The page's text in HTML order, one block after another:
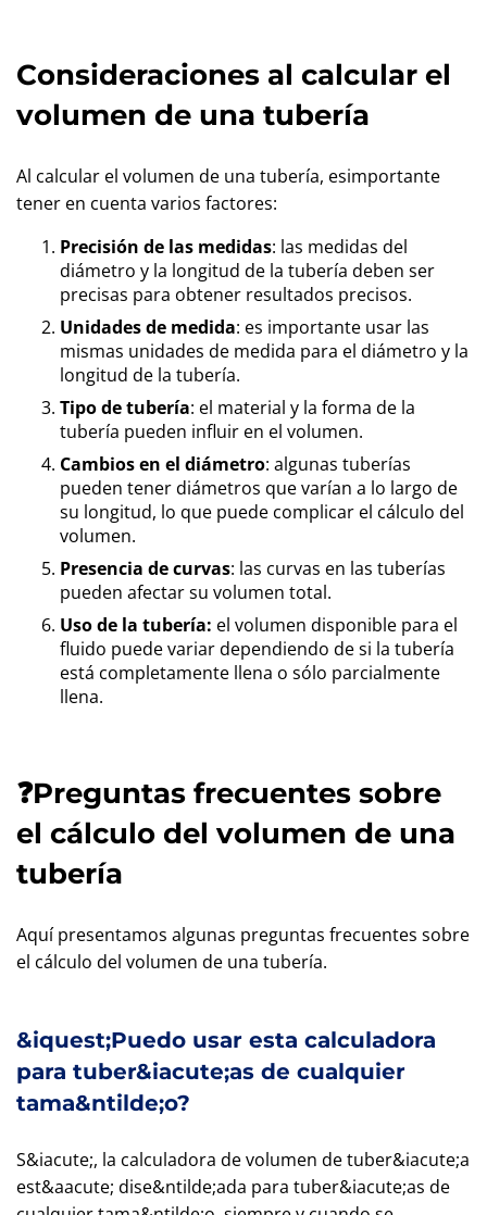
Consideraciones al calcular el
volumen de una tubería
Al calcular el volumen de una tubería, esimportante
tener en cuenta varios factores:
Precisión de las medidas: las medidas del
diámetro y la longitud de la tubería deben ser
precisas para obtener resultados precisos.
Unidades de medida: es importante usar las
mismas unidades de medida para el diámetro y la
longitud de la tubería.
Tipo de tubería: el material y la forma de la
tubería pueden influir en el volumen.
Cambios en el diámetro: algunas tuberías
pueden tener diámetros que varían a lo largo de
su longitud, lo que puede complicar el cálculo del
volumen.
Presencia de curvas: las curvas en las tuberías
pueden afectar su volumen total.
Uso de la tubería: el volumen disponible para el
fluido puede variar dependiendo de si la tubería
está completamente llena o sólo parcialmente
llena.
❓Preguntas frecuentes sobre
el cálculo del volumen de una
tubería
Aquí presentamos algunas preguntas frecuentes sobre
el cálculo del volumen de una tubería.
&iquest;Puedo usar esta calculadora
para tuber&iacute;as de cualquier
tama&ntilde;o?
S&iacute;, la calculadora de volumen de tuber&iacute;a
est&aacute; dise&ntilde;ada para tuber&iacute;as de